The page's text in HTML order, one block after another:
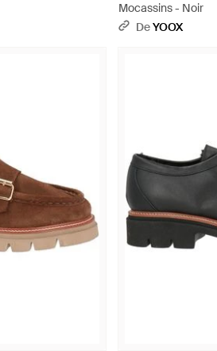
Mocassins - Noir
DeYOOX